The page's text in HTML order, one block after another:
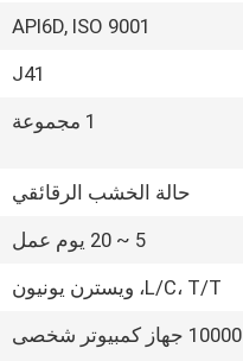
API6D, ISO 9001
J41
1 مجموعة
حالة الخشب الرقائقي
5 ~ 20 يوم عمل
L/C، T/T، ويسترن يونيون
10000 جهاز كمبيوتر شخصى